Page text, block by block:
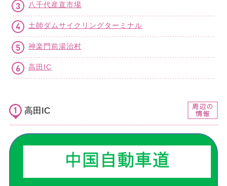
八千代産直市場
土師ダムサイクリングターミナル
神楽門前湯治村
高田IC
高田IC